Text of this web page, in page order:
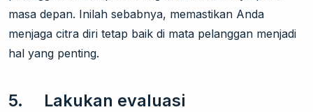
masa depan. Inilah sebabnya, memastikan Anda
menjaga citra diri tetap baik di mata pelanggan menjadi
hal yang penting.
5. Lakukan evaluasi